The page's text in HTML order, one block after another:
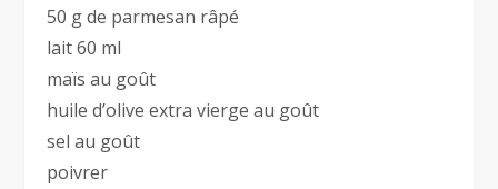
50 g de parmesan râpé
lait 60 ml
maïs au goût
huile d’olive extra vierge au goût
sel au goût
poivrer